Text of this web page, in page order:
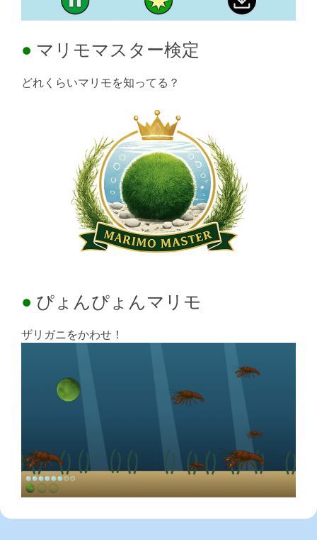
マリモマスター検定
どれくらいマリモを知ってる？
ぴょんぴょんマリモ
ザリガニをかわせ！